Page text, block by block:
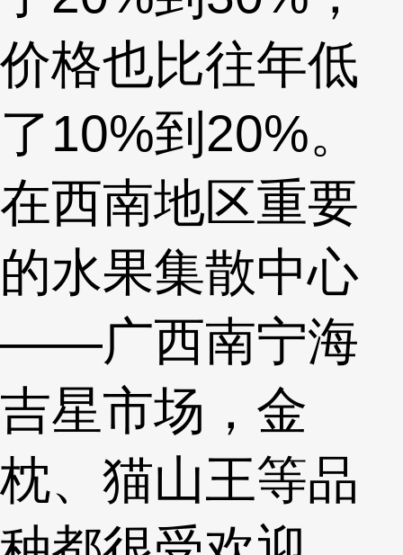
价格也比往年低
了10%到20%。
在西南地区重要
的水果集散中心
——广西南宁海
吉星市场，金
枕、猫山王等品